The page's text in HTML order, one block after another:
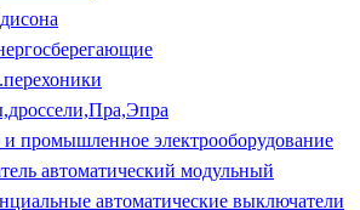
и промышленное электрооборудование
автоматический модульный
автоматические выключатели